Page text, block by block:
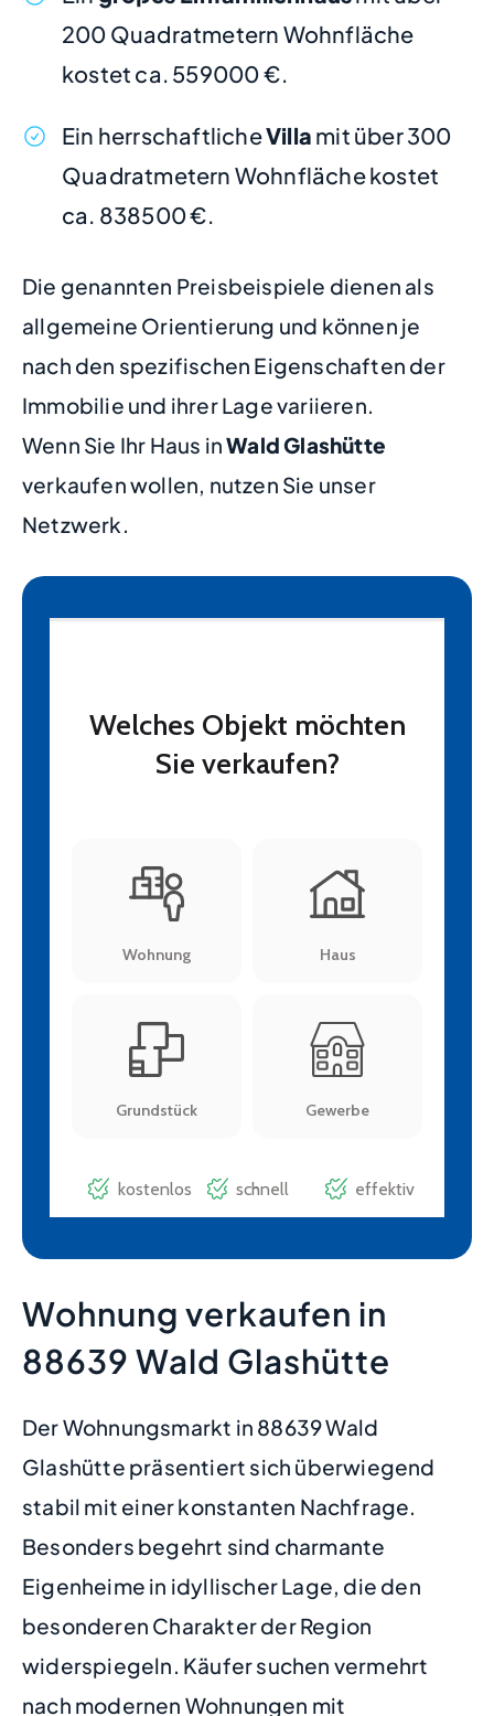
200 Quadratmetern Wohnfläche
kostet ca. 559000 €.
Ein herrschaftlicheVilla mit über 300
Quadratmetern Wohnfläche kostet
ca. 838500 €.
Die genannten Preisbeispiele dienen als
allgemeine Orientierung und können je
nach den spezifischen Eigenschaften der
Immobilie und ihrer Lage variieren.
Wenn Sie Ihr Haus inWald Glashütte
verkaufen wollen, nutzen Sie unser
Netzwerk.
Wohnung verkaufen in
88639 Wald Glashütte
Der Wohnungsmarkt in 88639 Wald
Glashütte präsentiert sich überwiegend
stabil mit einer konstanten Nachfrage.
Besonders begehrt sind charmante
Eigenheime in idyllischer Lage, die den
besonderen Charakter der Region
widerspiegeln. Käufer suchen vermehrt
nach modernen Wohnungen mit